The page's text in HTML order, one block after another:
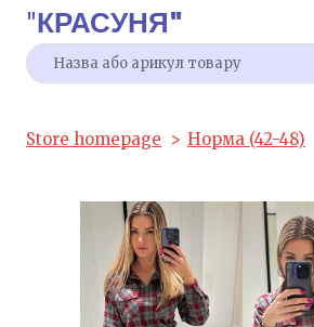
"КРАСУНЯ"
Store homepage Норма (42-48)